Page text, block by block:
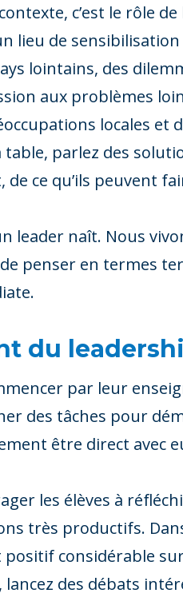
c’est le rôle
lieu de
lointains, des
aux problèmes
locales et
parlez des
ce qu’ils peuvent
leader naît. Nous
penser en termes
du
par leur
des tâches pour
être direct avec
les élèves à
très productifs.
considérable
des débats